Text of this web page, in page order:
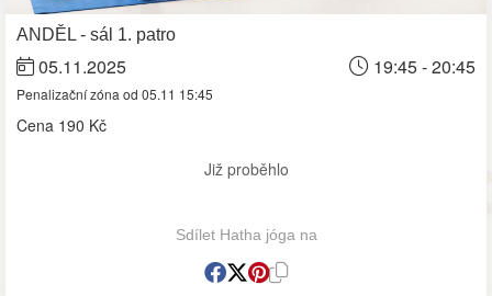
ANDĚL - sál 1. patro
05.11.2025 19:45 - 20:45
Penalizační zóna od 05.11 15:45
Cena 190 Kč
Již proběhlo
Sdílet Hatha jóga na